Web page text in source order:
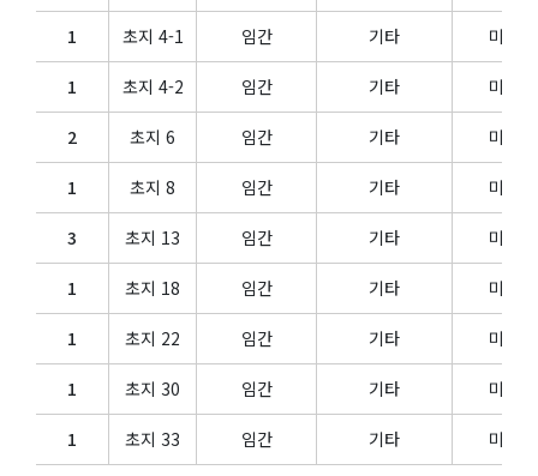
1 초지 4-1 임간 기타 미이용
1 초지 4-2 임간 기타 미이용
2 초지 6 임간 기타 미이용
1 초지 8 임간 기타 미이용
3 초지 13 임간 기타 미이용
1 초지 18 임간 기타 미이용
1 초지 22 임간 기타 미이용
1 초지 30 임간 기타 미이용
1 초지 33 임간 기타 미이용